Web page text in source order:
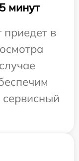
минут
приедет в
сервисный